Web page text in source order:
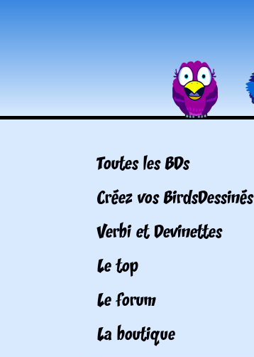
Toutes les BDs
Créez vos BirdsDessinés
Verbi et Devinettes
Le top
Le forum
La boutique